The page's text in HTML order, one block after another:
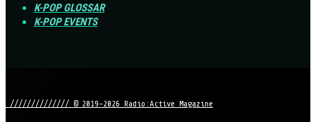
K-POP GLOSSAR
K-POP EVENTS
////////////// © 2019-2026 Radio:Active Magazine